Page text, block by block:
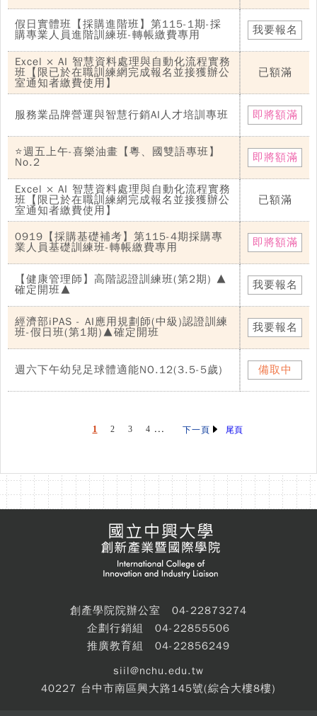
假日實體班【採購進階班】第115-1期-採
購專業人員進階訓練班-轉帳繳費專用
我要報名
Excel × AI 智慧資料處理與自動化流程實務
班【限已於在職訓練網完成報名並接獲辦公
室通知者繳費使用】
已額滿
服務業品牌營運與智慧行銷AI人才培訓專班 即將額滿
⭐週五上午-喜樂油畫【粵、國雙語專班】
No.2
即將額滿
Excel × AI 智慧資料處理與自動化流程實務
班【限已於在職訓練網完成報名並接獲辦公
室通知者繳費使用】
已額滿
0919【採購基礎補考】第115-4期採購專
業人員基礎訓練班-轉帳繳費專用
即將額滿
【健康管理師】高階認證訓練班(第2期) ▲
確定開班▲
我要報名
經濟部iPAS - AI應用規劃師(中級)認證訓練
班-假日班(第1期)▲確定開班
我要報名
週六下午幼兒足球體適能NO.12(3.5-5歲) 備取中
1 2 3 4 ... 下一頁 尾頁
創產學院院辦公室 04-22873274
企劃行銷組 04-22855506
推廣教育組 04-22856249
siil@nchu.edu.tw
40227 台中市南區興大路145號(綜合大樓8樓)